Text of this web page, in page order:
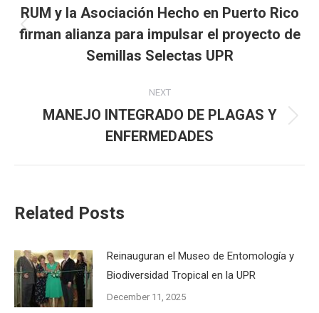
navigation
Previous
post:
RUM y la Asociación Hecho en Puerto Rico
firman alianza para impulsar el proyecto de
Semillas Selectas UPR
NEXT
Next
post:
MANEJO INTEGRADO DE PLAGAS Y
ENFERMEDADES
Related Posts
Reinauguran el Museo de Entomología y
Biodiversidad Tropical en la UPR
December 11, 2025